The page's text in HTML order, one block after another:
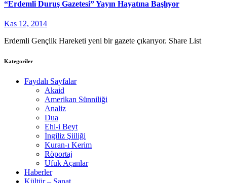
“Erdemli Duruş Gazetesi” Yayın Hayatına Başlıyor
Kas 12, 2014
Erdemli Gençlik Hareketi yeni bir gazete çıkarıyor. Share List
Kategoriler
Faydalı Sayfalar
Akaid
Amerikan Sünniliği
Analiz
Dua
Ehl-i Beyt
İngiliz Şiiliği
Kuran-ı Kerim
Röportaj
Ufuk Açanlar
Haberler